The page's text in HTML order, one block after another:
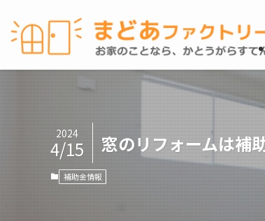
窓のリフォームは補
2024
4/15
補助金情報